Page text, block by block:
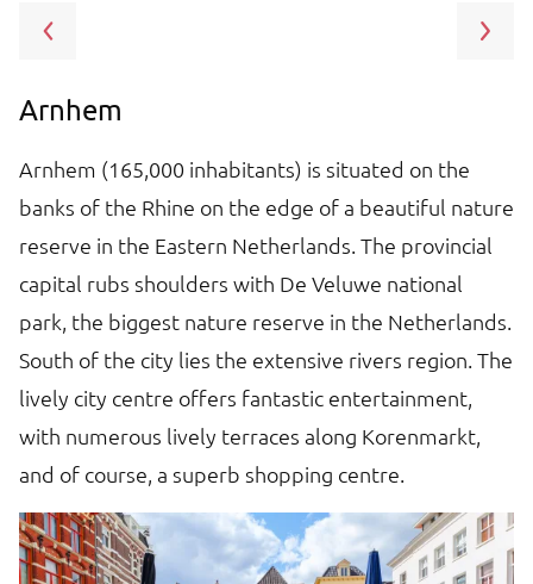
Arnhem
Arnhem (165,000 inhabitants) is situated on the
banks of the Rhine on the edge of a beautiful nature
reserve in the Eastern Netherlands. The provincial
capital rubs shoulders with De Veluwe national
park, the biggest nature reserve in the Netherlands.
South of the city lies the extensive rivers region. The
lively city centre offers fantastic entertainment,
with numerous lively terraces along Korenmarkt,
and of course, a superb shopping centre.